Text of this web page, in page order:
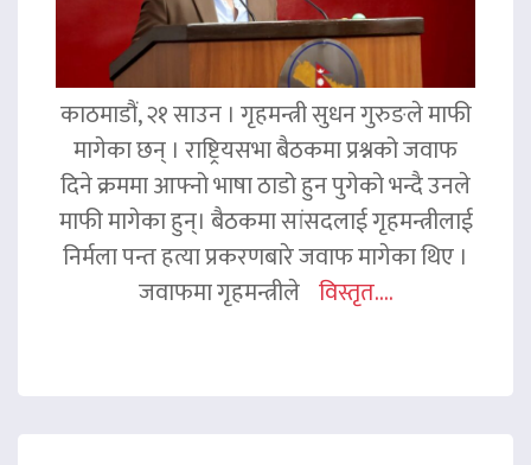
काठमाडौं, २१ साउन । गृहमन्त्री सुधन गुरुङले माफी
मागेका छन् । राष्ट्रियसभा बैठकमा प्रश्नको जवाफ
दिने क्रममा आफ्नो भाषा ठाडो हुन पुगेको भन्दै उनले
माफी मागेका हुन्। बैठकमा सांसदलाई गृहमन्त्रीलाई
निर्मला पन्त हत्या प्रकरणबारे जवाफ मागेका थिए ।
जवाफमा गृहमन्त्रीले विस्तृत....